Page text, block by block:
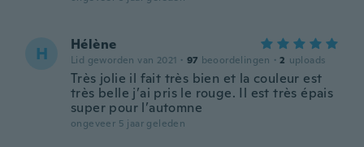
H Hélène
Lid geworden van 2021 · 97 beoordelingen · 2 uploads
Très jolie il fait très bien et la couleur est
très belle j’ai pris le rouge. Il est très épais
super pour l’automne
ongeveer 5 jaar geleden